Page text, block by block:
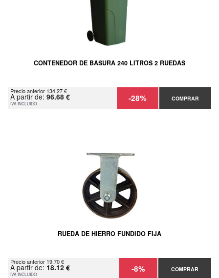
CONTENEDOR DE BASURA 240 LITROS 2 RUEDAS
Precio anterior 134.27 €
A partir de: 96.68 €
IVA INCLUIDO -28% COMPRAR
RUEDA DE HIERRO FUNDIDO FIJA
Precio anterior 19.70 €
A partir de: 18.12 €
IVA INCLUIDO -8% COMPRAR